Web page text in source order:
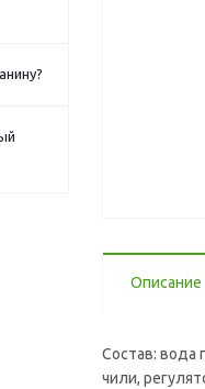
Описание
Состав: вода
чили,